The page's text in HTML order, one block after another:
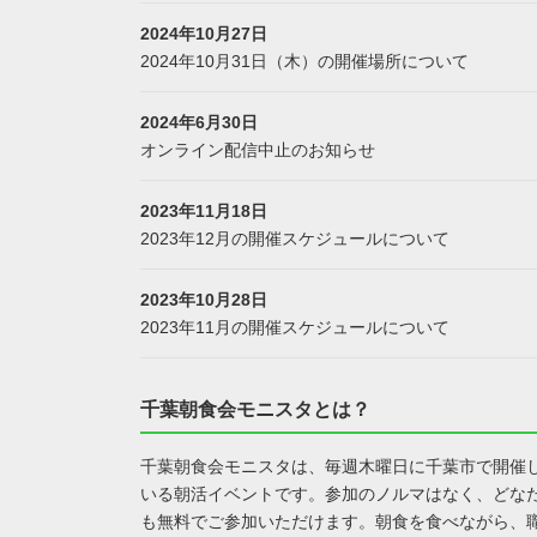
2024年10月27日
2024年10月31日（木）の開催場所について
2024年6月30日
オンライン配信中止のお知らせ
2023年11月18日
2023年12月の開催スケジュールについて
2023年10月28日
2023年11月の開催スケジュールについて
千葉朝食会モニスタとは？
千葉朝食会モニスタは、毎週木曜日に千葉市で開催
いる朝活イベントです。参加のノルマはなく、どな
も無料でご参加いただけます。朝食を食べながら、